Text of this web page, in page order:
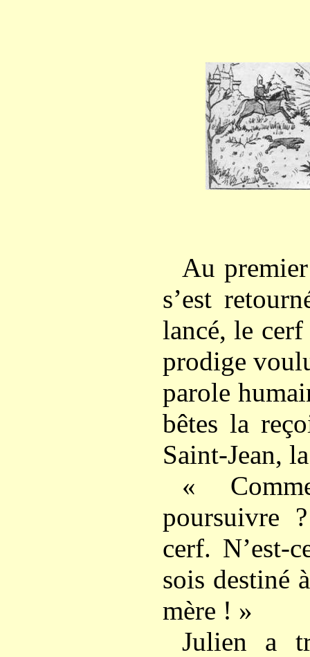
Au
s’est
lancé, le cerf
prodige
parole
bêtes la
Saint-Jean,
«
poursuivre
cerf. N’est-
sois destiné
mère ! »
Julien a